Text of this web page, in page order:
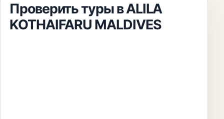
Проверить туры вALILA
KOTHAIFARU MALDIVES